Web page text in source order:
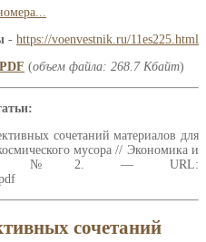
- https://voenvestnik.ru/11es225.html
(объем файла: 268.7 Кбайт)
сочетаний материалов для
мусора // Экономика и
2025 №2. — URL:
сочетаний